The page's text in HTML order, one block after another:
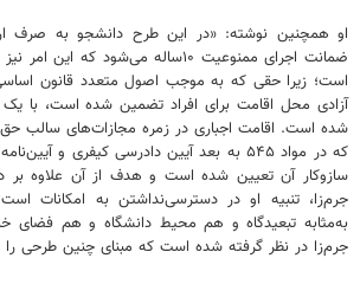
او همچنین نوشته: «در این طرح دانشجو به صرف
ضمانت اجرای ممنوعیت ۱۰‌ساله می‌شود که
آزادی محل اقامت برای افراد تضمین شده است، با
شده است. اقامت اجباری در زمره مجازات‌های سالب حق
سازوکار آن تعیین شده است و هدف از آن علاوه بر
جرم‌زا، تنبیه او در دسترسی‌نداشتن به امکانات
به‌مثابه تبعیدگاه و هم محیط دانشگاه و هم فضای
جرم‌زا در نظر گرفته شده است که مبنای چنین طرحی را